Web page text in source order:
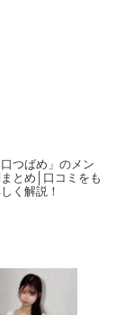
つばめ」のメン
とめ│口コミをも
く解説！